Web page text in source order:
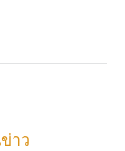
าว